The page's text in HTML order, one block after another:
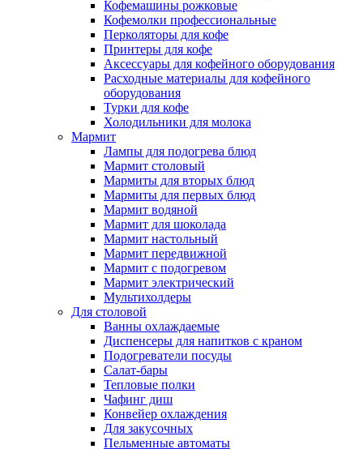
Кофемашины рожковые
Кофемолки профессиональные
Перколяторы для кофе
Принтеры для кофе
Аксессуары для кофейного оборудования
Расходные материалы для кофейного
оборудования
Турки для кофе
Холодильники для молока
Мармит
Лампы для подогрева блюд
Мармит столовый
Мармиты для вторых блюд
Мармиты для первых блюд
Мармит водяной
Мармит для шоколада
Мармит настольный
Мармит передвижной
Мармит с подогревом
Мармит электрический
Мультихолдеры
Для столовой
Ванны охлаждаемые
Диспенсеры для напитков с краном
Подогреватели посуды
Салат-бары
Тепловые полки
Чафинг диш
Конвейер охлаждения
Для закусочных
Пельменные автоматы